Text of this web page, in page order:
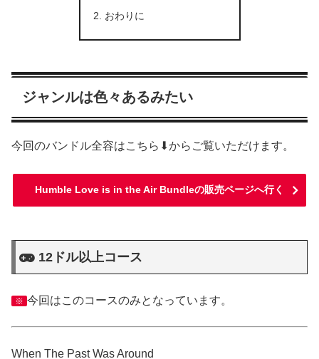
おわりに
ジャンルは色々あるみたい
今回のバンドル全容はこちら⬇からご覧いただけます。
Humble Love is in the Air Bundleの販売ページへ行く
12ドル以上コース
※ 今回はこのコースのみとなっています。
When The Past Was Around